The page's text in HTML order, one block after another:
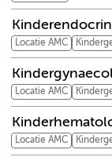
Locatie AMC
Locatie AMC
Locatie AMC